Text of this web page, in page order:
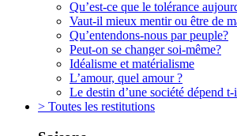
Qu’est-ce que le tolérance
Vaut-il mieux mentir ou être de
Qu’entendons-nous par peuple?
Peut-on se changer soi-même?
Idéalisme et matérialisme
L’amour, quel amour ?
Le destin d’une société dépend
> Toutes les restitutions